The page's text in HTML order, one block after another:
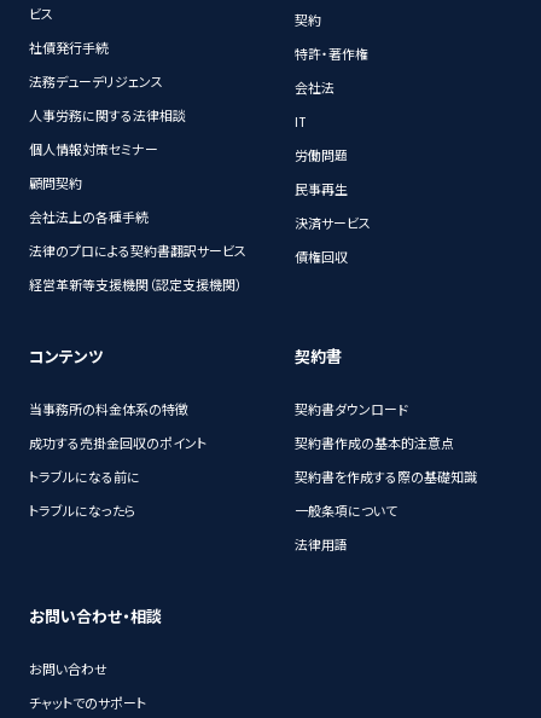
ビス
社債発行手続
法務デューデリジェンス
人事労務に関する法律相談
個人情報対策セミナー
顧問契約
会社法上の各種手続
法律のプロによる契約書翻訳サービス
経営革新等支援機関（認定支援機関）
契約
特許・著作権
会社法
IT
労働問題
民事再生
決済サービス
債権回収
コンテンツ
当事務所の料金体系の特徴
成功する売掛金回収のポイント
トラブルになる前に
トラブルになったら
契約書
契約書ダウンロード
契約書作成の基本的注意点
契約書を作成する際の基礎知識
一般条項について
法律用語
お問い合わせ・相談
お問い合わせ
チャットでのサポート